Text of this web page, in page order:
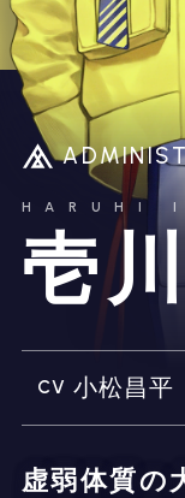
HARUHI
壱
CV 小松昌平
虚弱体質の